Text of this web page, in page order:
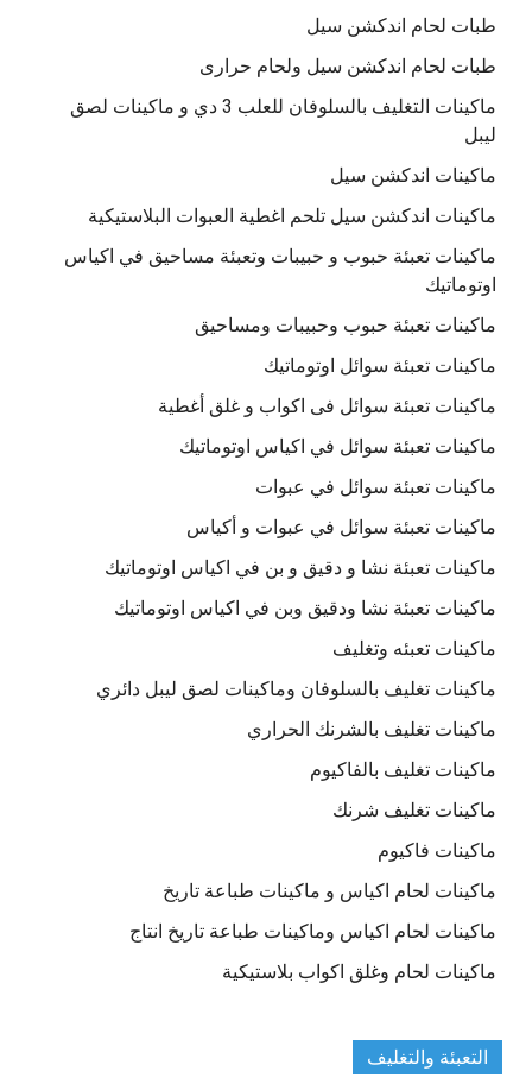
طبات لحام اندكشن سيل
طبات لحام اندكشن سيل ولحام حرارى
ماكينات التغليف بالسلوفان للعلب 3 دي و ماكينات لصق
ليبل
ماكينات اندكشن سيل
ماكينات اندكشن سيل تلحم اغطية العبوات البلاستيكية
ماكينات تعبئة حبوب و حبيبات وتعبئة مساحيق في اكياس
اوتوماتيك
ماكينات تعبئة حبوب وحبيبات ومساحيق
ماكينات تعبئة سوائل اوتوماتيك
ماكينات تعبئة سوائل فى اكواب و غلق أغطية
ماكينات تعبئة سوائل في اكياس اوتوماتيك
ماكينات تعبئة سوائل في عبوات
ماكينات تعبئة سوائل في عبوات و أكياس
ماكينات تعبئة نشا و دقيق و بن في اكياس اوتوماتيك
ماكينات تعبئة نشا ودقيق وبن في اكياس اوتوماتيك
ماكينات تعبئه وتغليف
ماكينات تغليف بالسلوفان وماكينات لصق ليبل دائري
ماكينات تغليف بالشرنك الحراري
ماكينات تغليف بالفاكيوم
ماكينات تغليف شرنك
ماكينات فاكيوم
ماكينات لحام اكياس و ماكينات طباعة تاريخ
ماكينات لحام اكياس وماكينات طباعة تاريخ انتاج
ماكينات لحام وغلق اكواب بلاستيكية
التعبئة والتغليف